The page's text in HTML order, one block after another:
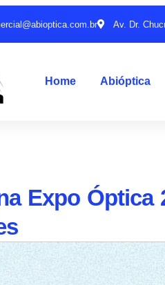
Av. Dr.
Home Abióptica
Expo